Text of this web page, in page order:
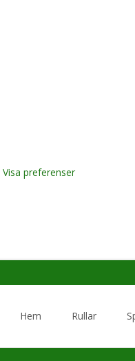
Visa preferenser
Hem Rullar